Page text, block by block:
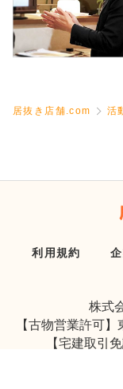
居抜き店舗.com 活
利用規約
株式
【古物営業許可
【宅建取引